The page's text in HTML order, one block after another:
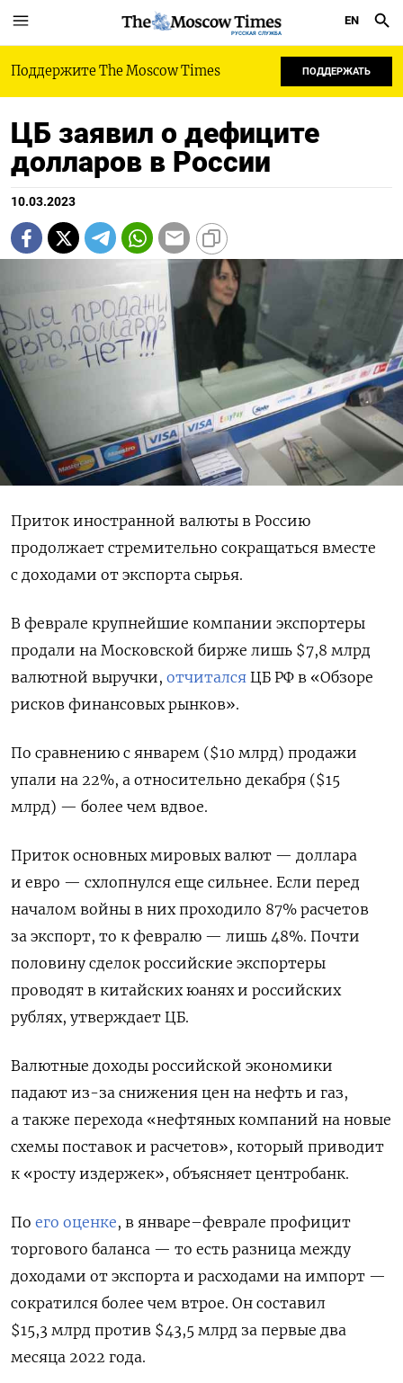
РУССКАЯ СЛУЖБА
EN
Поддержите The Moscow Times ПОДДЕРЖАТЬ
ЦБ заявил о дефиците
долларов в России
10.03.2023
Приток иностранной валюты в Россию
продолжает стремительно сокращаться вместе
с доходами от экспорта сырья.
В феврале крупнейшие компании экспортеры
продали на Московской бирже лишь $7,8 млрд
валютной выручки, отчитался ЦБ РФ в «Обзоре
рисков финансовых рынков».
По сравнению с январем ($10 млрд) продажи
упали на 22%, а относительно декабря ($15
млрд) — более чем вдвое.
Приток основных мировых валют — доллара
и евро — схлопнулся еще сильнее. Если перед
началом войны в них проходило 87% расчетов
за экспорт, то к февралю — лишь 48%. Почти
половину сделок российские экспортеры
проводят в китайских юанях и российских
рублях, утверждает ЦБ.
Валютные доходы российской экономики
падают из-за снижения цен на нефть и газ,
а также перехода «нефтяных компаний на новые
схемы поставок и расчетов», который приводит
к «росту издержек», объясняет центробанк.
По его оценке, в январе–феврале профицит
торгового баланса — то есть разница между
доходами от экспорта и расходами на импорт —
сократился более чем втрое. Он составил
$15,3 млрд против $43,5 млрд за первые два
месяца 2022 года.